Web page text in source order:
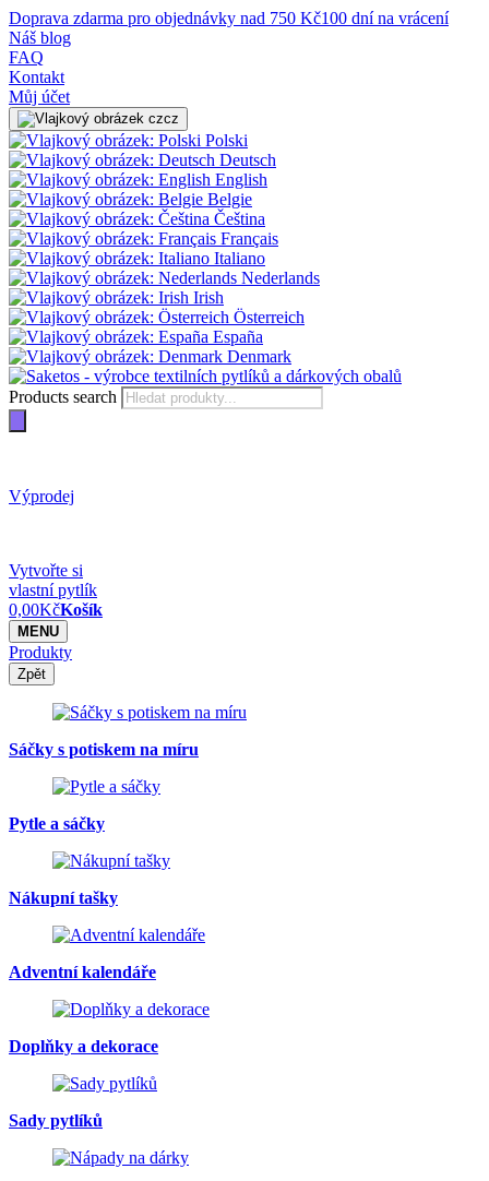
Doprava zdarma pro objednávky nad 750 Kč100 dní na vrácení
Náš blog
FAQ
Kontakt
Můj účet
cz
Polski
Deutsch
English
Belgie
Čeština
Français
Italiano
Nederlands
Irish
Österreich
España
Denmark
Products search
Výprodej
Vytvořte si
vlastní pytlík
0,00KčKošík
MENU
Produkty
Zpět
Sáčky s potiskem na míru
Pytle a sáčky
Nákupní tašky
Adventní kalendáře
Doplňky a dekorace
Sady pytlíků